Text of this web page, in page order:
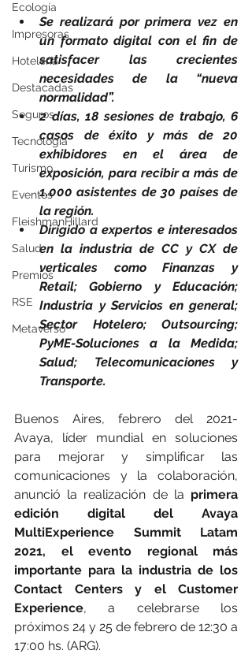
Ecología
Impresoras
Hotelería
Destacadas
Seguros
Tecnología
Turismo
Eventos
FleishmanHillard
Salud
Premios
RSE
Metaverso
Se realizará por primera vez en
un formato digital con el fin de
satisfacer las crecientes
necesidades de la “nueva
normalidad”.
2 días, 18 sesiones de trabajo, 6
casos de éxito y más de 20
exhibidores en el área de
exposición, para recibir a más de
1.000 asistentes de 30 países de
la región.
Dirigido a expertos e interesados
en la industria de CC y CX de
verticales como Finanzas y
Retail; Gobierno y Educación;
Industria y Servicios en general;
Sector Hotelero; Outsourcing;
PyME-Soluciones a la Medida;
Salud; Telecomunicaciones y
Transporte.
Buenos Aires, febrero del 2021-
Avaya, líder mundial en soluciones
para mejorar y simplificar las
comunicaciones y la colaboración,
anunció la realización de la primera
edición digital del Avaya
MultiExperience Summit Latam
2021, el evento regional más
importante para la industria de los
Contact Centers y el Customer
Experience, a celebrarse los
próximos 24 y 25 de febrero de 12:30 a
17:00 hs. (ARG).